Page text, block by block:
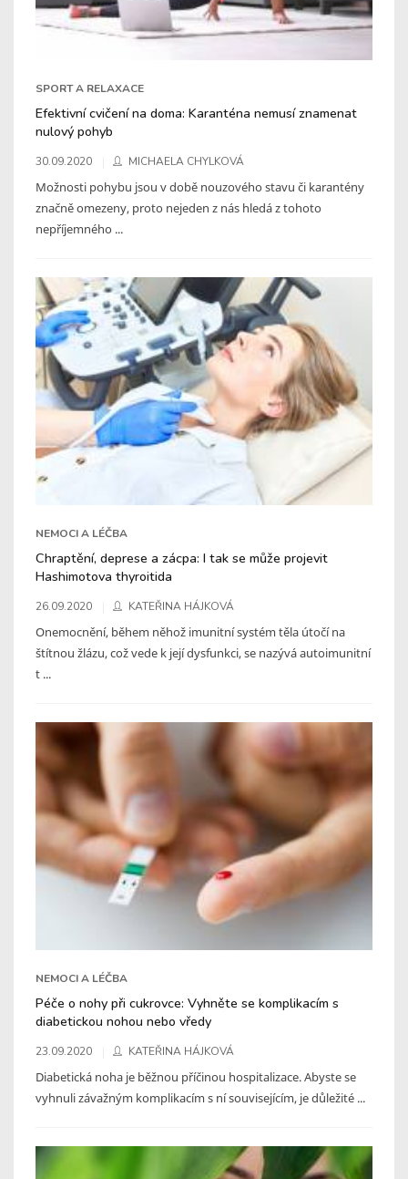
SPORT A RELAXACE
Efektivní cvičení na doma: Karanténa nemusí znamenat
nulový pohyb
30.09.2020 MICHAELA CHYLKOVÁ
Možnosti pohybu jsou v době nouzového stavu či karantény
značně omezeny, proto nejeden z nás hledá z tohoto
nepříjemného ...
NEMOCI A LÉČBA
Chraptění, deprese a zácpa: I tak se může projevit
Hashimotova thyroitida
26.09.2020 KATEŘINA HÁJKOVÁ
Onemocnění, během něhož imunitní systém těla útočí na
štítnou žlázu, což vede k její dysfunkci, se nazývá autoimunitní
t ...
NEMOCI A LÉČBA
Péče o nohy při cukrovce: Vyhněte se komplikacím s
diabetickou nohou nebo vředy
23.09.2020 KATEŘINA HÁJKOVÁ
Diabetická noha je běžnou příčinou hospitalizace. Abyste se
vyhnuli závažným komplikacím s ní souvisejícím, je důležité ...